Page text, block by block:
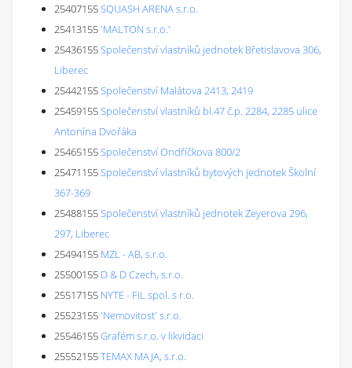
25407155SQUASH ARENA s.r.o.
25413155'MALTON s.r.o.'
25436155Společenství vlastníků jednotek Břetislavova 306,
Liberec
25442155Společenství Malátova 2413, 2419
25459155Společenství vlastníků bl.47 č.p. 2284, 2285 ulice
Antonína Dvořáka
25465155Společenství Ondříčkova 800/2
25471155Společenství vlastníků bytových jednotek Školní
367-369
25488155Společenství vlastníků jednotek Zeyerova 296,
297, Liberec
25494155 MZL - AB, s.r.o.
25500155 D & D Czech, s.r.o.
25517155 NYTE - FIL spol. s r.o.
25523155'Nemovitost' s.r.o.
25546155Grafém s.r.o. v likvidaci
25552155TEMAX MAJA, s.r.o.